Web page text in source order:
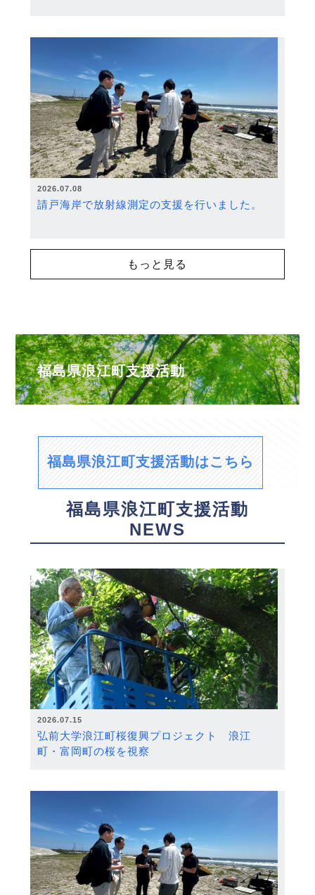
2026.07.08
請戸海岸で放射線測定の支援を行いました。
もっと見る
福島県浪江町支援活動
福島県浪江町支援活動はこちら
福島県浪江町支援活動
NEWS
2026.07.15
弘前大学浪江町桜復興プロジェクト 浪江
町・富岡町の桜を視察